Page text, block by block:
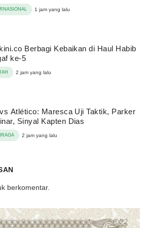
1 jam yang lalu
Berbagi Kebaikan di Haul Habib
ke-5
2 jam yang lalu
Atlético: Maresca Uji Taktik, Parker
Sinyal Kapten Dias
2 jam yang lalu
berkomentar.